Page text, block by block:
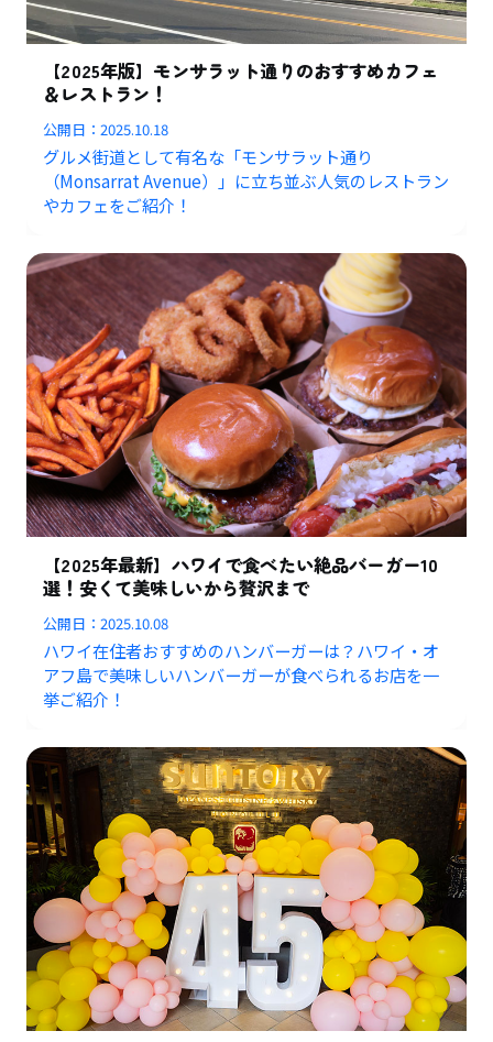
【2025年版】モンサラット通りのおすすめカフェ
＆レストラン！
公開日：2025.10.18
グルメ街道として有名な「モンサラット通り
（Monsarrat Avenue）」に立ち並ぶ人気のレストラン
やカフェをご紹介！
【2025年最新】ハワイで食べたい絶品バーガー10
選！安くて美味しいから贅沢まで
公開日：2025.10.08
ハワイ在住者おすすめのハンバーガーは？ハワイ・オ
アフ島で美味しいハンバーガーが食べられるお店を一
挙ご紹介！